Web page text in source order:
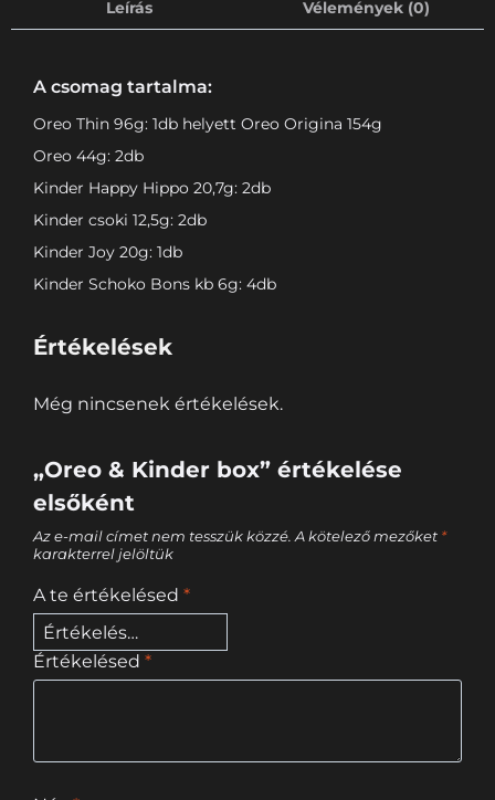
Leírás Vélemények (0)
A csomag tartalma:
Oreo Thin 96g: 1db helyett Oreo Origina 154g
Oreo 44g: 2db
Kinder Happy Hippo 20,7g: 2db
Kinder csoki 12,5g: 2db
Kinder Joy 20g: 1db
Kinder Schoko Bons kb 6g: 4db
Értékelések
Még nincsenek értékelések.
„Oreo & Kinder box” értékelése
elsőként
Az e-mail címet nem tesszük közzé. A kötelező mezőket *
karakterrel jelöltük
A te értékelésed *
Értékelésed *